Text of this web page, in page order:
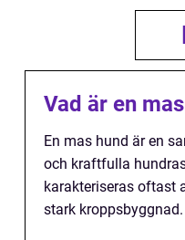
Vad är en
En mas hund är en
och kraftfulla
karakteriseras oftast
stark kroppsbyggnad.